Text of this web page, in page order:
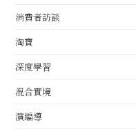
消費者訪談
淘寶
深度學習
混合實境
演編導